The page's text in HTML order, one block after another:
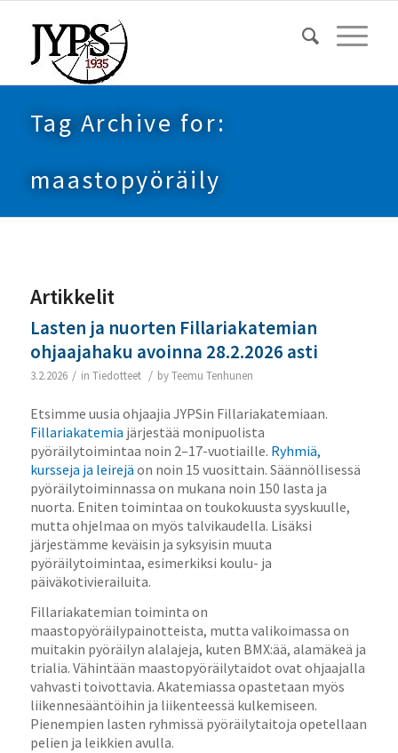
Tag Archive for:
maastopyöräily
Artikkelit
Lasten ja nuorten Fillariakatemian
ohjaajahaku avoinna 28.2.2026 asti
3.2.2026 / in Tiedotteet / byTeemu Tenhunen
Etsimme uusia ohjaajia JYPSin Fillariakatemiaan.
Fillariakatemia järjestää monipuolista
pyöräilytoimintaa noin 2–17-vuotiaille. Ryhmiä,
kursseja ja leirejä on noin 15 vuosittain. Säännöllisessä
pyöräilytoiminnassa on mukana noin 150 lasta ja
nuorta. Eniten toimintaa on toukokuusta syyskuulle,
mutta ohjelmaa on myös talvikaudella. Lisäksi
järjestämme keväisin ja syksyisin muuta
pyöräilytoimintaa, esimerkiksi koulu- ja
päiväkotivierailuita.
Fillariakatemian toiminta on
maastopyöräilypainotteista, mutta valikoimassa on
muitakin pyöräilyn alalajeja, kuten BMX:ää, alamäkeä ja
trialia. Vähintään maastopyöräilytaidot ovat ohjaajalla
vahvasti toivottavia. Akatemiassa opastetaan myös
liikennesääntöihin ja liikenteessä kulkemiseen.
Pienempien lasten ryhmissä pyöräilytaitoja opetellaan
pelien ja leikkien avulla.